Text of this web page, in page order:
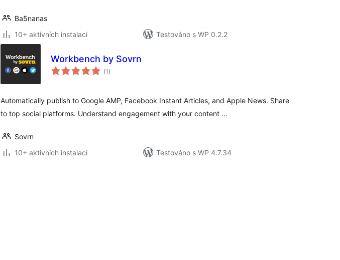
Ba5nanas
10+ aktivních instalací
Testováno s WP 0.2.2
Workbench by Sovrn
(1 celkové
hodnocení
)
Automatically publish to Google AMP, Facebook Instant Articles, and Apple News. Share
to top social platforms. Understand engagement with your content …
Sovrn
10+ aktivních instalací
Testováno s WP 4.7.34